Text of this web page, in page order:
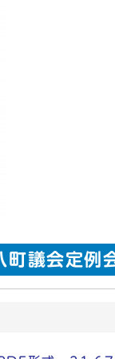
議会定例